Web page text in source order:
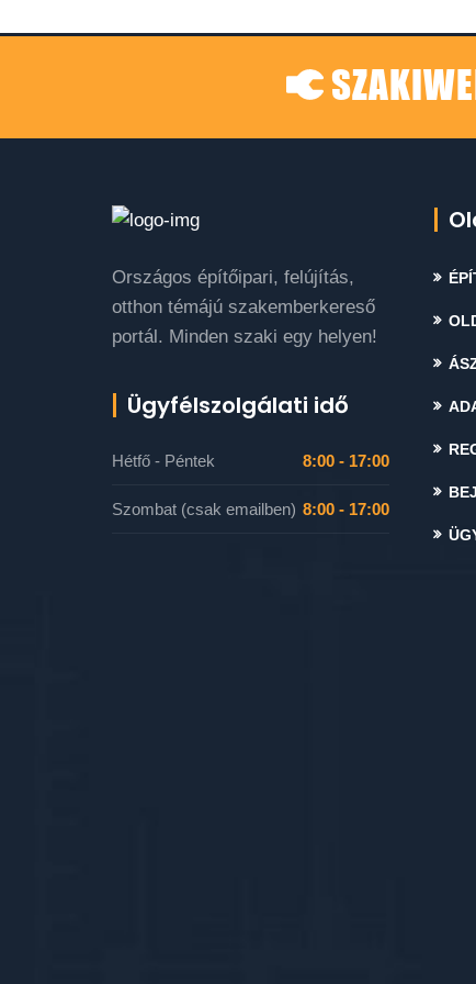
Országos építőipari, felújítás,
otthon témájú szakemberkereső
portál. Minden szaki egy helyen!
Ügyfélszolgálati idő
Hétfő - Péntek 8:00 - 17:00
Szombat (csak emailben) 8:00 - 17:00